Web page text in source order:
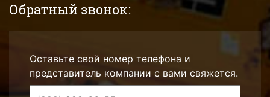
Обратный звонок:
Оставьте свой номер телефона и
представитель компании с вами свяжется.